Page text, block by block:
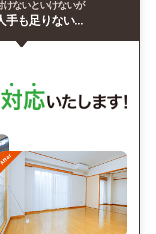
けないといけないが
手も足りない…